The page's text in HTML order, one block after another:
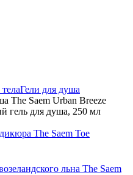
Гели для душа
The Saem Urban Breeze
гель для душа, 250 мл
The Saem Toe
льна The Saem